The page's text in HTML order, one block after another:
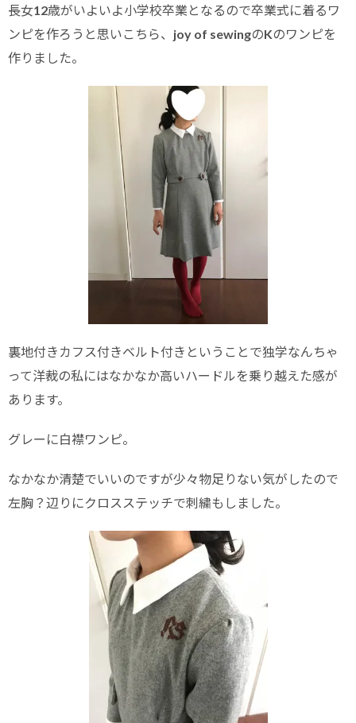
長女12歳がいよいよ小学校卒業となるので卒業式に着るワ
ンピを作ろうと思いこちら、joy of sewingのKのワンピを
作りました。
裏地付きカフス付きベルト付きということで独学なんちゃ
って洋裁の私にはなかなか高いハードルを乗り越えた感が
あります。
グレーに白襟ワンピ。
なかなか清楚でいいのですが少々物足りない気がしたので
左胸？辺りにクロスステッチで刺繍もしました。